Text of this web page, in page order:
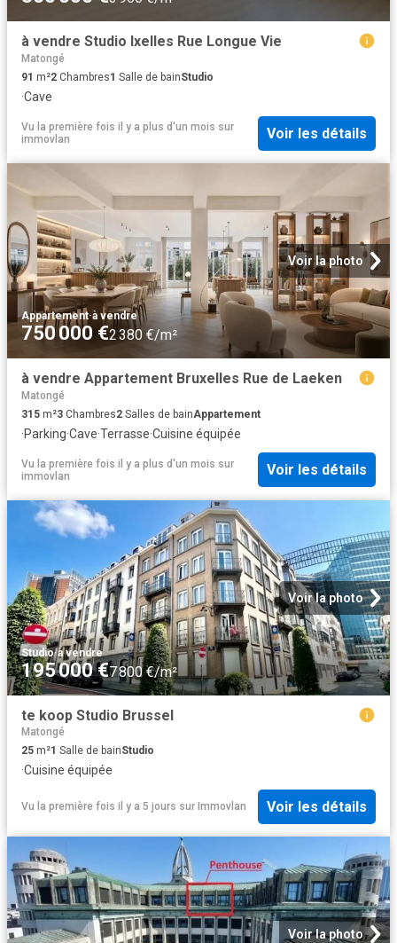
à vendre Studio Ixelles Rue Longue Vie
Matongé
91 m²2 Chambres1 Salle de bainStudio
·Cave
Vu la première fois il y a plus d'un mois sur
immovlan
Voir les détails
Voir la photo
Appartement·à vendre
750 000 €2 380 €/m²
à vendre Appartement Bruxelles Rue de Laeken
Matongé
315 m²3 Chambres2 Salles de bainAppartement
·Parking·Cave·Terrasse·Cuisine équipée
Vu la première fois il y a plus d'un mois sur
immovlan
Voir les détails
Voir la photo
Studio·à vendre
195 000 €7 800 €/m²
te koop Studio Brussel
Matongé
25 m²1 Salle de bainStudio
·Cuisine équipée
Vu la première fois il y a 5 jours sur Immovlan Voir les détails
Voir la photo